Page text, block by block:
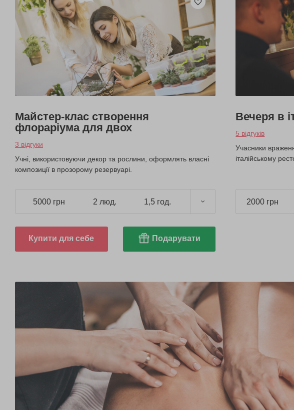
Майстер-клас створення
флораріума для двох
3 відгуки
Учні, використовуючи декор та рослини, оформлять власні
композиції в прозорому резервуарі.
5000 грн 2 люд. 1,5 год.
Купити для себе Подарувати
Вечеря в
5 відгуків
Учасники
італійському
2000 грн